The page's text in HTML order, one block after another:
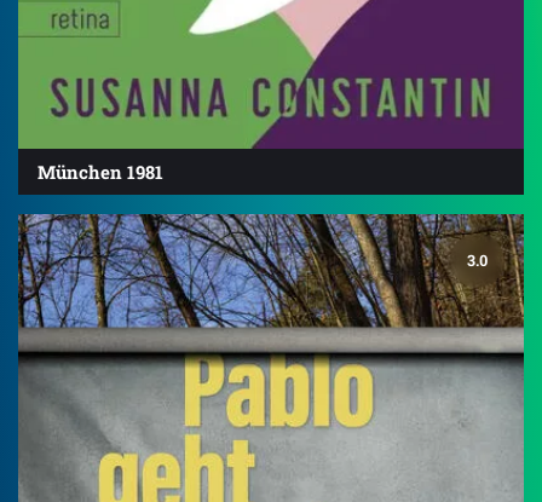
München 1981
3.0